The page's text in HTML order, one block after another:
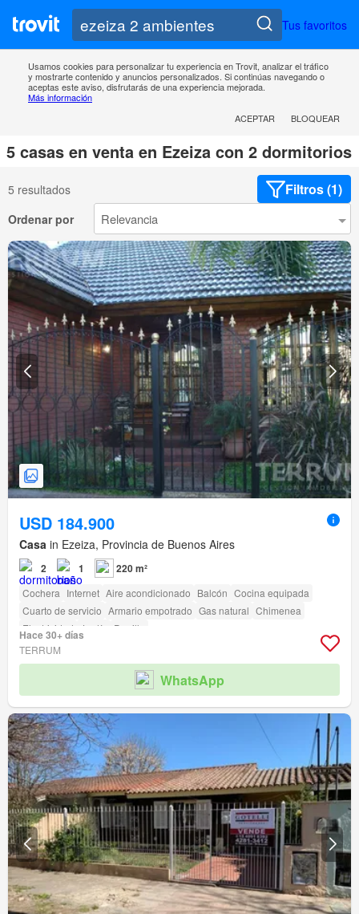
Tus favoritos
Usamos cookies para personalizar tu experiencia en Trovit, analizar el tráfico
y mostrarte contenido y anuncios personalizados. Si continúas navegando o
aceptas este aviso, disfrutarás de una experiencia mejorada.
Más información
ACEPTAR
BLOQUEAR
5 casas en venta en Ezeiza con 2 dormitorios
5 resultados Filtros (1)
Ordenar por
USD 184.900
Casa in Ezeiza, Provincia de Buenos Aires
2 1 220 m²
Cochera Internet Aire acondicionado Balcón Cocina equipada
Cuarto de servicio Armario empotrado Gas natural Chimenea
Electricidad
Jardín Parrilla
Hace 30+ días
TERRUM
WhatsApp